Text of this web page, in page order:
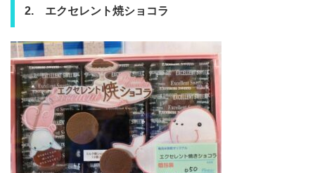
2. エクセレント焼ショコラ